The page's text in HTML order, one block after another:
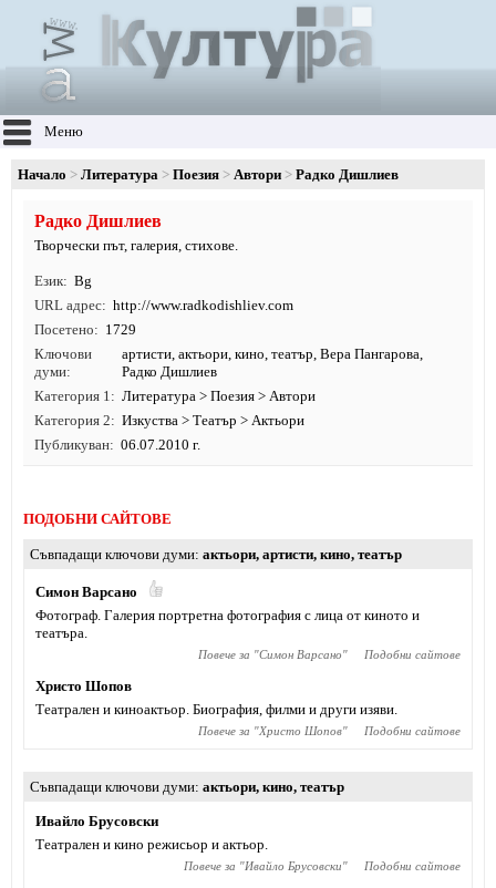
Меню
Начало Литература Поезия Автори Радко Дишлиев
Радко Дишлиев
Творчески път, галерия, стихове.
Език
Bg
URL адрес
http://www.radkodishliev.com
Посетено
1729
Ключови
думи
артисти,актьори,кино,театър, Вера Пангарова,
Радко Дишлиев
Категория 1
Литература > Поезия > Автори
Категория 2
Изкуства > Театър > Актьори
Публикуван
06.07.2010 г.
ПОДОБНИ САЙТОВЕ
Съвпадащи ключови думи актьори, артисти, кино, театър
Симон Варсано
Фотограф. Галерия портретна фотография с лица от киното и
театъра.
Повече за "Симон Варсано" Подобни сайтове
Христо Шопов
Театрален и киноактьор. Биография, филми и други изяви.
Повече за "Христо Шопов" Подобни сайтове
Съвпадащи ключови думи актьори, кино, театър
Ивайло Брусовски
Театрален и кино режисьор и актьор.
Повече за "Ивайло Брусовски" Подобни сайтове